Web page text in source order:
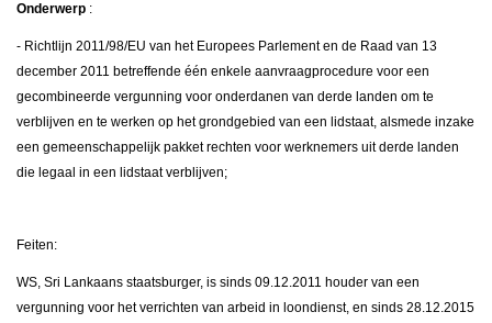
Onderwerp :
- Richtlijn 2011/98/EU van het Europees Parlement en de Raad van 13
december 2011 betreffende één enkele aanvraagprocedure voor een
gecombineerde vergunning voor onderdanen van derde landen om te
verblijven en te werken op het grondgebied van een lidstaat, alsmede inzake
een gemeenschappelijk pakket rechten voor werknemers uit derde landen
die legaal in een lidstaat verblijven;
Feiten:
WS, Sri Lankaans staatsburger, is sinds 09.12.2011 houder van een
vergunning voor het verrichten van arbeid in loondienst, en sinds 28.12.2015